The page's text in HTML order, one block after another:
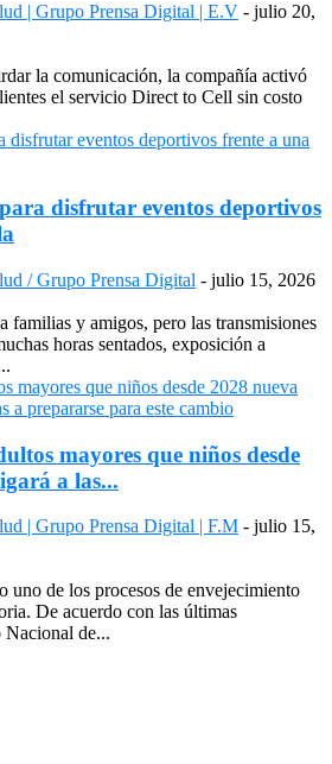
| Grupo Prensa Digital | E.V - julio 20,
la comunicación, la compañía activó
el servicio Direct to Cell sin costo
disfrutar eventos deportivos
/ Grupo Prensa Digital - julio 15, 2026
familias y amigos, pero las transmisiones
horas sentados, exposición a
mayores que niños desde
a las...
| Grupo Prensa Digital | F.M - julio 15,
uno de los procesos de envejecimiento
De acuerdo con las últimas
Nacional de...